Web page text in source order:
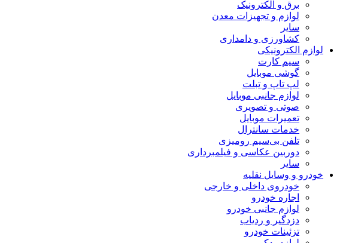
برق و الکترونیک
لوازم و تجهیزات معدن
سایر
کشاورزی و دامداری
لوازم الکترونیکی
سیم کارت
گوشی موبایل
لپ تاپ و تبلت
لوازم جانبی موبایل
صوتی و تصویری
تعمیرات موبایل
خدمات سانترال
تلفن بی‌سیم رومیزی
دوربین عکاسی و فیلمبرداری
سایر
خودرو و وسایل نقلیه
خودروی داخلی و خارجی
اجاره خودرو
لوازم جانبی خودرو
دزدگیر و ردیاب
تزئینات خودرو